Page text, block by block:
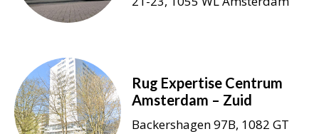
Rug Expertise Centrum
Amsterdam – Zuid
Backershagen 97B, 1082 GT